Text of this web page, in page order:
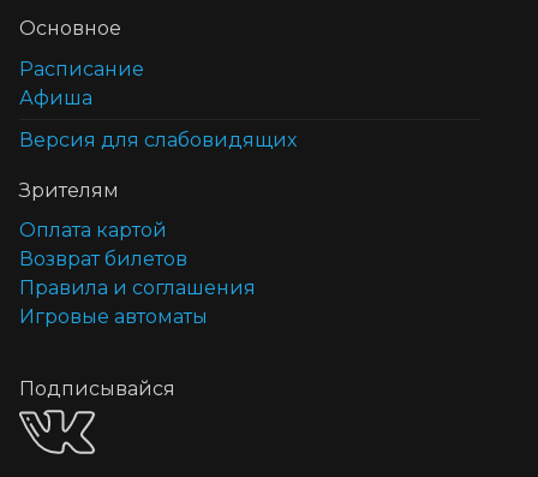
Основное
Расписание
Афиша
Версия для слабовидящих
Зрителям
Оплата картой
Возврат билетов
Правила и соглашения
Игровые автоматы
Подписывайся